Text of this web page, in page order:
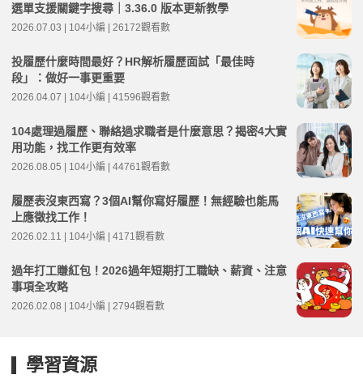
選單支援關鍵字搜尋｜3.36.0 版本更新教學
2026.07.03 | 104小編 | 26172觀看數
投履歷什麼時間最好？HR解析履歷面試「最佳時
段」：做好一事更重要
2026.04.07 | 104小編 | 41596觀看數
104處理過履歷、聯絡過求職者是什麼意思？揭密4大實
用功能，找工作更有效率
2026.08.05 | 104小編 | 44761觀看數
履歷表沒東西寫？3個AI幫你寫好履歷！無經驗也能馬
上應徵找工作！
2026.02.11 | 104小編 | 4171觀看數
過年打工賺紅包！2026過年短期打工職缺、薪資、注意
事項全攻略
2026.02.08 | 104小編 | 2794觀看數
學習資源